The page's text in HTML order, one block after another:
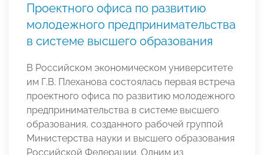
Проектного офиса по развитию
молодежного предпринимательства
в системе высшего образования
В Российском экономическом университете
им Г.В. Плеханова состоялась первая встреча
проектного офиса по развитию молодежного
предпринимательства в системе высшего
образования, созданного рабочей группой
Министерства науки и высшего образования
Российской Федерации. Одним из